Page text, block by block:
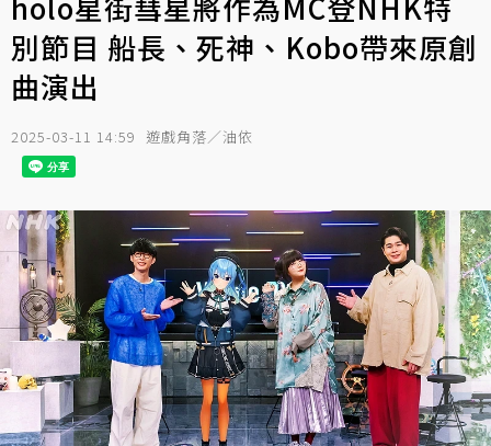
別節目 船長、死神、Kobo帶來原創
曲演出
2025-03-11 14:59 遊戲角落／油依